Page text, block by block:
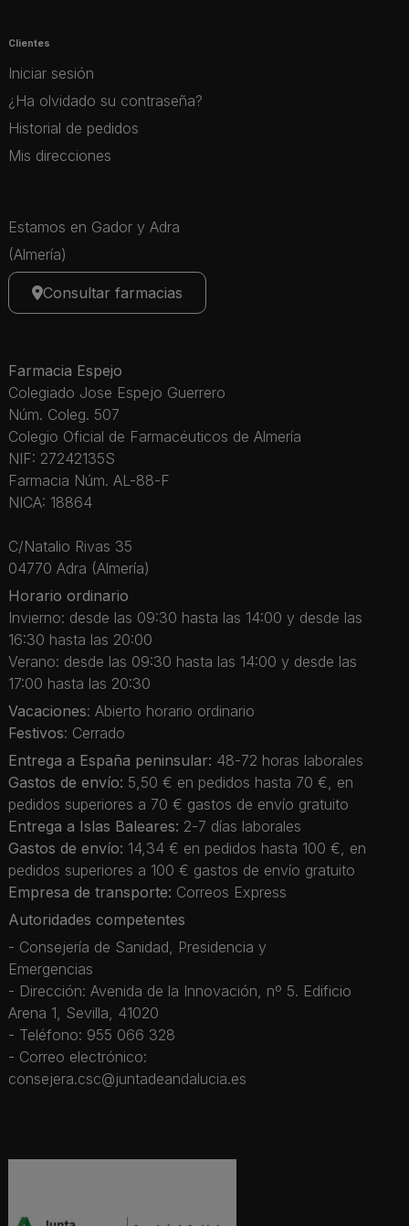
Clientes
Iniciar sesión
¿Ha olvidado su contraseña?
Historial de pedidos
Mis direcciones
Estamos en Gador y Adra
(Almería)
Consultar farmacias
Farmacia Espejo
Colegiado Jose Espejo Guerrero
Núm. Coleg. 507
Colegio Oficial de Farmacéuticos de Almería
NIF: 27242135S
Farmacia Núm. AL-88-F
NICA: 18864
C/Natalio Rivas 35
04770 Adra (Almería)
Horario ordinario
Invierno: desde las 09:30 hasta las 14:00 y desde las
16:30 hasta las 20:00
Verano: desde las 09:30 hasta las 14:00 y desde las
17:00 hasta las 20:30
Vacaciones: Abierto horario ordinario
Festivos: Cerrado
Entrega a España peninsular: 48-72 horas laborales
Gastos de envío: 5,50 € en pedidos hasta 70 €, en
pedidos superiores a 70 € gastos de envío gratuito
Entrega a Islas Baleares: 2-7 días laborales
Gastos de envío: 14,34 € en pedidos hasta 100 €, en
pedidos superiores a 100 € gastos de envío gratuito
Empresa de transporte: Correos Express
Autoridades competentes
- Consejería de Sanidad, Presidencia y
Emergencias
- Dirección: Avenida de la Innovación, nº 5. Edificio
Arena 1, Sevilla, 41020
- Teléfono: 955 066 328
- Correo electrónico:
consejera.csc@juntadeandalucia.es